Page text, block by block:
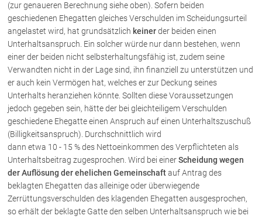
(zur genaueren Berechnung siehe oben). Sofern beiden
geschiedenen Ehegatten gleiches Verschulden im Scheidungsurteil
angelastet wird, hat grundsätzlich keinerder beiden einen
Unterhaltsanspruch. Ein solcher würde nur dann bestehen, wenn
einer der beiden nicht selbsterhaltungsfähig ist, zudem seine
Verwandten nicht in der Lage sind, ihn finanziell zu unterstützen und
er auch kein Vermögen hat, welches er zur Deckung seines
Unterhalts heranziehen könnte. Sollten diese Voraussetzungen
jedoch gegeben sein, hätte der bei gleichteiligem Verschulden
geschiedene Ehegatte einen Anspruch auf einen Unterhaltszuschuß
(Billigkeitsanspruch). Durchschnittlich wird
dann etwa 10 - 15 % des Nettoeinkommen des Verpflichteten als
Unterhaltsbeitrag zugesprochen. Wird bei einerScheidung wegen
der Auflösung der ehelichen Gemeinschaftauf Antrag des
beklagten Ehegatten das alleinige oder überwiegende
Zerrüttungsverschulden des klagenden Ehegatten ausgesprochen,
so erhält der beklagte Gatte den selben Unterhaltsanspruch wie bei